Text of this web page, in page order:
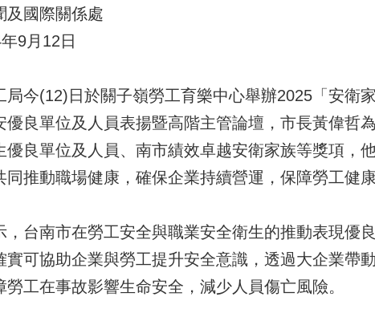
及國際關係處
9月12日
局今(12)日於關子嶺勞工育樂中心舉辦2025「安衛
優良單位及人員表揚暨高階主管論壇，市長黃偉哲
優良單位及人員、南市績效卓越安衛家族等獎項，
推動職場健康，確保企業持續營運，保障勞工健康
，台南市在勞工安全與職業安全衛生的推動表現優
實可協助企業與勞工提升安全意識，透過大企業帶
工在事故影響生命安全，減少人員傷亡風險。